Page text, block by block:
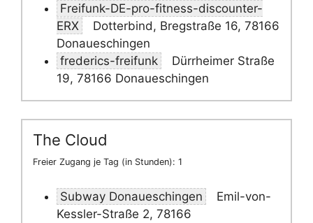
Freifunk-DE-pro-fitness-discounter-
ERX
Dotterbind, Bregstraße 16, 78166
Donaueschingen
frederics-freifunk
Dürrheimer Straße
19, 78166 Donaueschingen
The Cloud
Freier Zugang je Tag (in Stunden): 1
Subway Donaueschingen
Emil-von-
Kessler-Straße 2, 78166